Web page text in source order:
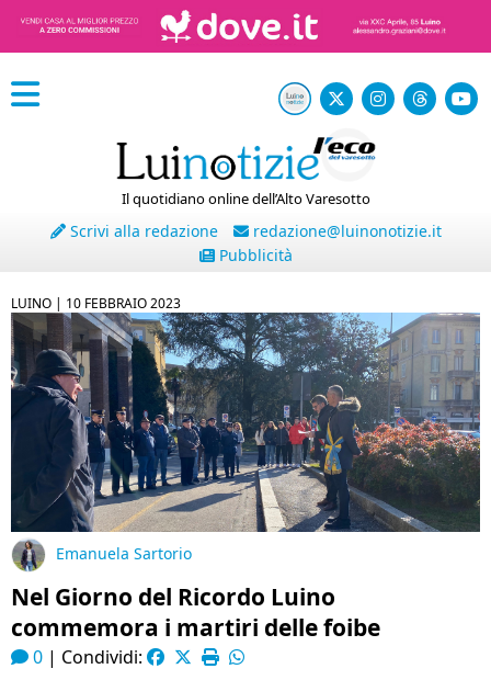
Il quotidiano online dell’Alto Varesotto
Scrivi alla redazione
redazione@luinonotizie.it
Pubblicità
LUINO | 10 FEBBRAIO 2023
Emanuela Sartorio
Nel Giorno del Ricordo Luino
commemora i martiri delle foibe
0 | Condividi: